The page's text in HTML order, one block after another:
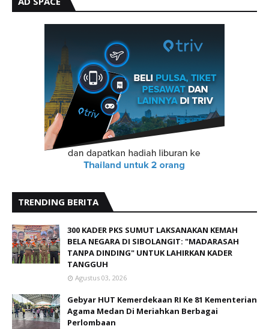
TRENDING BERITA
300 KADER PKS SUMUT LAKSANAKAN KEMAH
BELA NEGARA DI SIBOLANGIT: "MADARASAH
TANPA DINDING" UNTUK LAHIRKAN KADER
TANGGUH
Agustus 03, 2026
Gebyar HUT Kemerdekaan RI Ke 81 Kementerian
Agama Medan Di Meriahkan Berbagai
Perlombaan